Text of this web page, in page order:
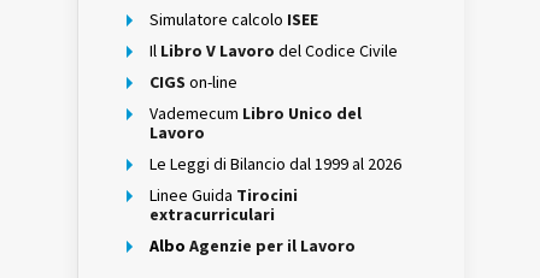
Simulatore calcolo ISEE
Il Libro V Lavoro del Codice Civile
CIGS on-line
Vademecum Libro Unico del
Lavoro
Le Leggi di Bilancio dal 1999 al 2026
Linee Guida Tirocini
extracurriculari
Albo Agenzie per il Lavoro